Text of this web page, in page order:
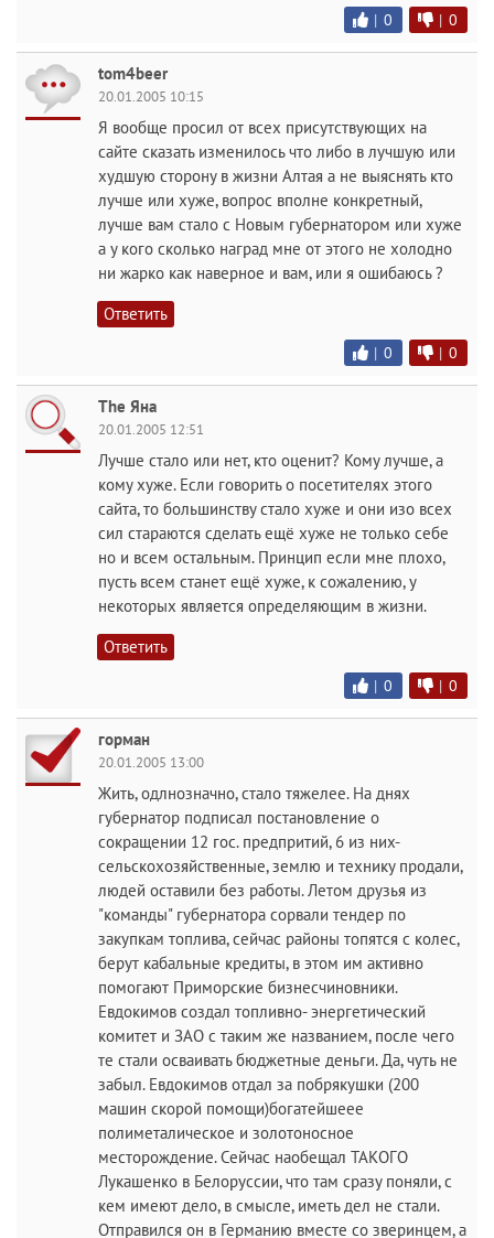
| 0 | 0
tom4beer
20.01.2005 10:15
Я вообще просил от всех присутствующих на
сайте сказать изменилось что либо в лучшую или
худшую сторону в жизни Алтая а не выяснять кто
лучше или хуже, вопрос вполне конкретный,
лучше вам стало с Новым губернатором или хуже
а у кого сколько наград мне от этого не холодно
ни жарко как наверное и вам, или я ошибаюсь ?
Ответить
| 0 | 0
The Яна
20.01.2005 12:51
Лучше стало или нет, кто оценит? Кому лучше, а
кому хуже. Если говорить о посетителях этого
сайта, то большинству стало хуже и они изо всех
сил стараются сделать ещё хуже не только себе
но и всем остальным. Принцип если мне плохо,
пусть всем станет ещё хуже, к сожалению, у
некоторых является определяющим в жизни.
Ответить
| 0 | 0
горман
20.01.2005 13:00
Жить, одлнозначно, стало тяжелее. На днях
губернатор подписал постановление о
сокращении 12 гос. предпритий, 6 из них-
сельскохозяйственные, землю и технику продали,
людей оставили без работы. Летом друзья из
"команды" губернатора сорвали тендер по
закупкам топлива, сейчас районы топятся с колес,
берут кабальные кредиты, в этом им активно
помогают Приморские бизнесчиновники.
Евдокимов создал топливно- энергетический
комитет и ЗАО с таким же названием, после чего
те стали осваивать бюджетные деньги. Да, чуть не
забыл. Евдокимов отдал за побрякушки (200
машин скорой помощи)богатейшеее
полиметалическое и золотоносное
месторождение. Сейчас наобещал ТАКОГО
Лукашенко в Белоруссии, что там сразу поняли, с
кем имеют дело, в смысле, иметь дел не стали.
Отправился он в Германию вместе со зверинцем, а